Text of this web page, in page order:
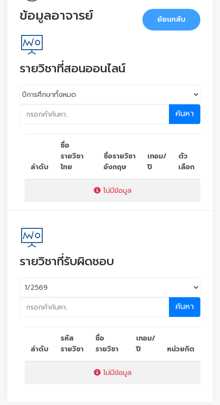
ข้อมูลอาจารย์ ย้อนกลับ
รายวิชาที่สอนออนไลน์
ค้นหา
ลำดับ
ชื่อ
รายวิชา
ไทย
ชื่อรายวิชา
อังกฤษ
เทอม/
ปี
ตัว
เลือก
ไม่มีข้อมูล
รายวิชาที่รับผิดชอบ
ค้นหา
ลำดับ
รหัส
รายวิชา
ชื่อ
รายวิชา
เทอม/
ปี
หน่วยกิต
ไม่มีข้อมูล